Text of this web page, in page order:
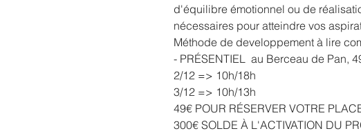
d'équilibre émotionnel ou de
nécessaires pour atteindre vos
Méthode de developpement à lire
- PRÉSENTIEL  au Berceau de Pan,
2/12 => 10h/18h
3/12 => 10h/13h
49€ POUR RÉSERVER VOTRE
300€ SOLDE À L'ACTIVATION DU